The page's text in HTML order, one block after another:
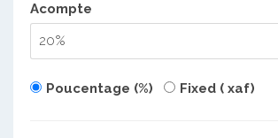
Acompte
Poucentage (%) Fixed ( xaf)